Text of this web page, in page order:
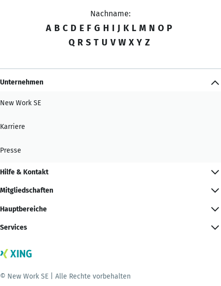
Nachname:
A B C D E F G H I J K L M N O P
Q R S T U V W X Y Z
Unternehmen
New Work SE
Karriere
Presse
Hilfe & Kontakt
Mitgliedschaften
Hauptbereiche
Services
© New Work SE | Alle Rechte vorbehalten